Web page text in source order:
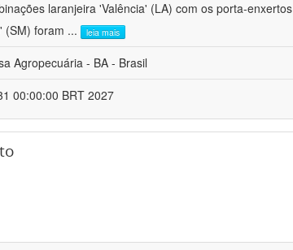
laranjeira 'Valência' (LA) com os porta-enxertos
(SM) foram ... leia mais
Agropecuária - BA - Brasil
00:00:00 BRT 2027